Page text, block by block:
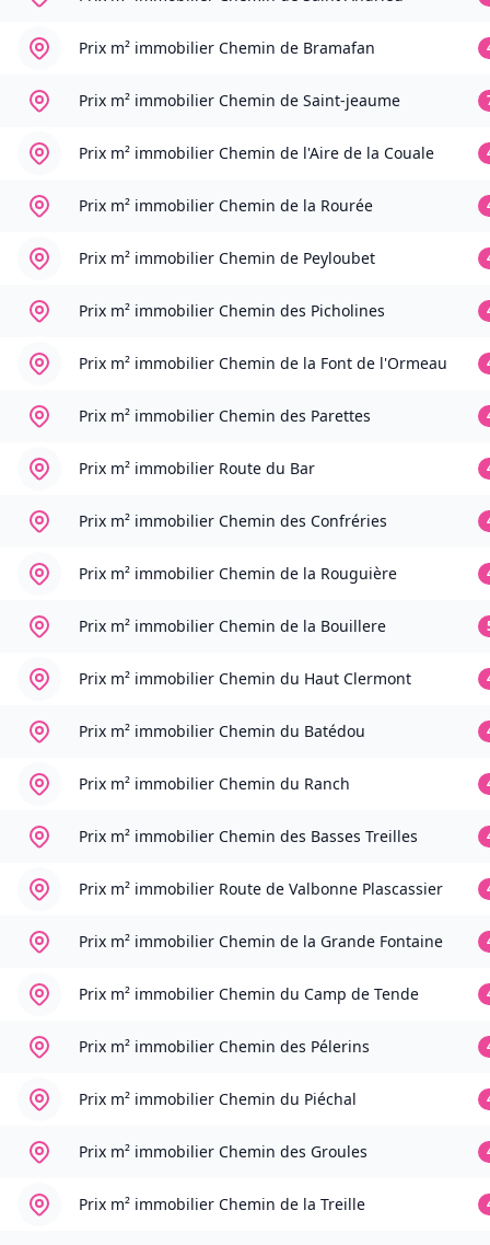
Prix m² immobilier Chemin de Bramafan
Prix m² immobilier Chemin de Saint-jeaume
Prix m² immobilier Chemin de l'Aire de la Couale
Prix m² immobilier Chemin de la Rourée
Prix m² immobilier Chemin de Peyloubet
Prix m² immobilier Chemin des Picholines
Prix m² immobilier Chemin de la Font de l'Ormeau
Prix m² immobilier Chemin des Parettes
Prix m² immobilier Route du Bar
Prix m² immobilier Chemin des Confréries
Prix m² immobilier Chemin de la Rouguière
Prix m² immobilier Chemin de la Bouillere
Prix m² immobilier Chemin du Haut Clermont
Prix m² immobilier Chemin du Batédou
Prix m² immobilier Chemin du Ranch
Prix m² immobilier Chemin des Basses Treilles
Prix m² immobilier Route de Valbonne Plascassier
Prix m² immobilier Chemin de la Grande Fontaine
Prix m² immobilier Chemin du Camp de Tende
Prix m² immobilier Chemin des Pélerins
Prix m² immobilier Chemin du Piéchal
Prix m² immobilier Chemin des Groules
Prix m² immobilier Chemin de la Treille